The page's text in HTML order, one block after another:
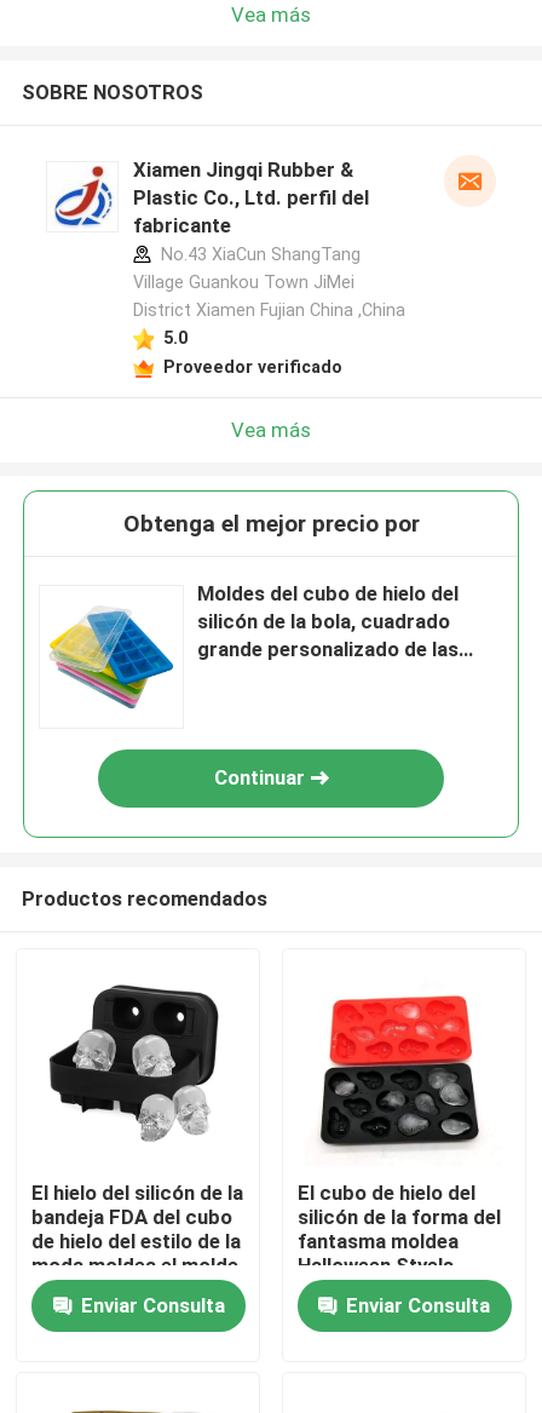
Hogar
Productos
Sobre nosotros
Vea más
SOBRE NOSOTROS
Xiamen Jingqi Rubber &
Plastic Co., Ltd. perfil del
fabricante
No.43 XiaCun ShangTang
Village Guankou Town JiMei
District Xiamen Fujian China ,China
5.0
Proveedor verificado
Vea más
Obtenga el mejor precio por
Moldes del cubo de hielo del
silicón de la bola, cuadrado
grande personalizado de las
Continuar
Productos recomendados
El hielo del silicón de la
bandeja FDA del cubo
de hielo del estilo de la
moda moldea el molde
del hielo del cráneo
Enviar Consulta
El cubo de hielo del
silicón de la forma del
fantasma moldea
Halloween Styels
aprobado por la FDA
Enviar Consulta